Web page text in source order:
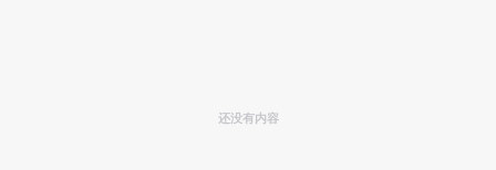
还没有内容